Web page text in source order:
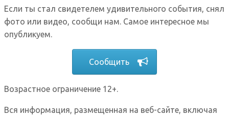
Если ты стал свидетелем удивительного события, снял
фото или видео, сообщи нам. Самое интересное мы
опубликуем.
Сообщить
Возрастное ограничение 12+.
Вся информация, размещенная на веб-сайте, включая